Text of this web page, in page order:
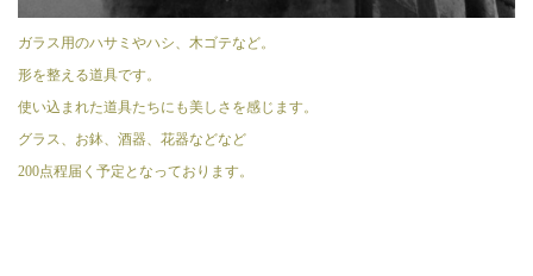
ガラス用のハサミやハシ、木ゴテなど。
形を整える道具です。
使い込まれた道具たちにも美しさを感じます。
グラス、お鉢、酒器、花器などなど
200点程届く予定となっております。